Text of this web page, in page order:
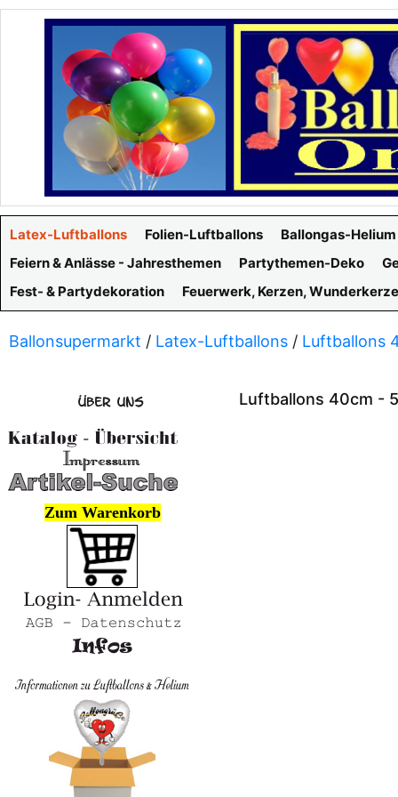
Latex-Luftballons Folien-Luftballons
Ballongas-Helium
Feiern & Anlässe - Jahresthemen
Partythemen-Deko
Fest- & Partydekoration
Feuerwerk, Kerzen,
Ballonsupermarkt / Latex-Luftballons / Luftballons
Luftballons 40cm -
Zum Warenkorb